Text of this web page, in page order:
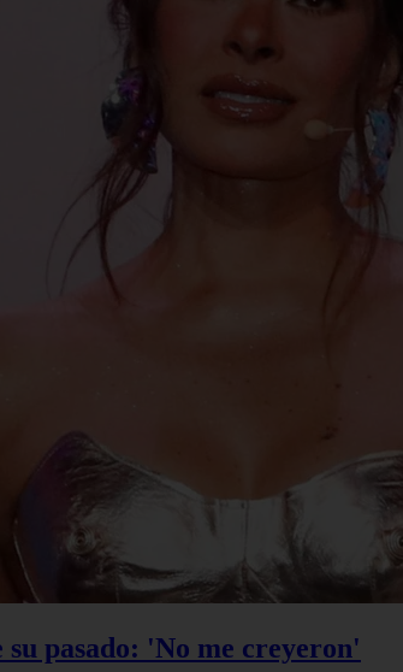
pasado: 'No me creyeron'